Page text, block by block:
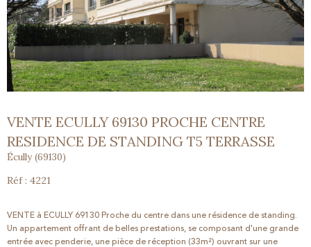
VENTE ECULLY 69130 PROCHE CENTRE
RESIDENCE DE STANDING T5 TERRASSE
Écully (69130)
Réf : 4221
VENTE à ECULLY 69130 Proche du centre dans une résidence de standing.
Un appartement offrant de belles prestations, se composant d'une grande
entrée avec penderie, une pièce de réception (33m²) ouvrant sur une